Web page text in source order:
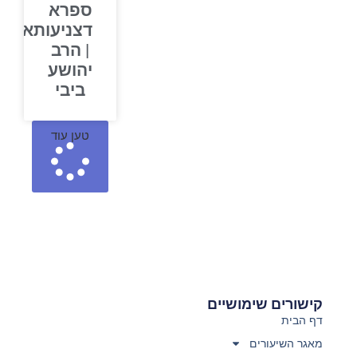
ספרא
דצניעותא
| הרב
יהושע
ביבי
טען עוד
קישורים שימושיים
דף הבית
מאגר השיעורים